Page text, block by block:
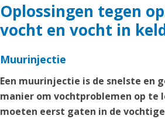
Oplossingen tegen
vocht en vocht in
Muurinjectie
Een muurinjectie is de snelste en
manier om vochtproblemen op te
moeten eerst gaten in de